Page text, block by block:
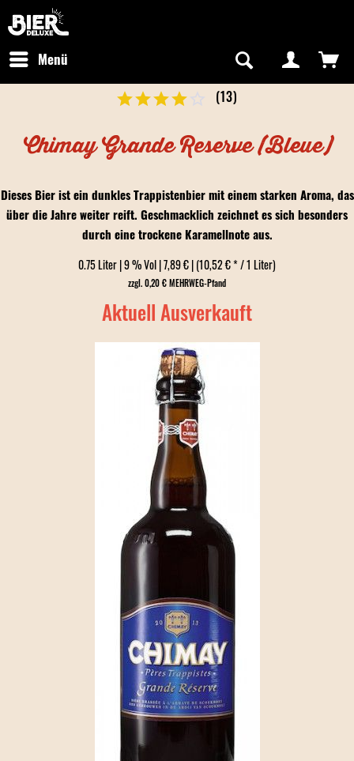
Kostenfreier Versand in Deutschland
Menü
(13)
Chimay Grande Reserve (Bleue)
Dieses Bier ist ein dunkles Trappistenbier mit einem starken Aroma, das
über die Jahre weiter reift. Geschmacklich zeichnet es sich besonders
durch eine trockene Karamellnote aus.
0.75 Liter | 9 % Vol | 7,89 € | (10,52 € * / 1 Liter)
zzgl. 0,20 € MEHRWEG-Pfand
Aktuell Ausverkauft